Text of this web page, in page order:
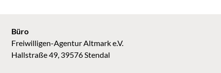
Büro
Freiwilligen-Agentur Altmark e.V.
Hallstraße 49, 39576 Stendal